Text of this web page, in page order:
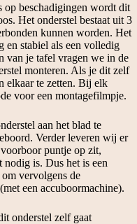
op beschadigingen wordt dit
Het onderstel bestaat uit 3
kunnen worden. Het
en stabiel als een volledig
van je tafel vragen we in de
monteren. Als je dit zelf
elkaar te zetten. Bij elk
voor een montagefilmpje.
aan het blad te
Verder leveren wij er
puntje op zit,
is. Dus het is een
vervolgens de
een accuboormachine).
onderstel zelf gaat